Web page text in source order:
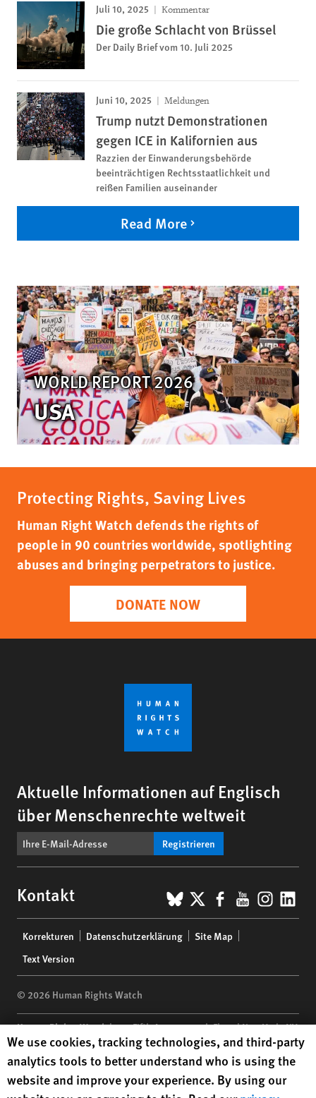
Juli 10, 2025 Kommentar
Die große Schlacht von Brüssel
Der Daily Brief vom 10. Juli 2025
Juni 10, 2025 Meldungen
Trump nutzt Demonstrationen
gegen ICE in Kalifornien aus
Razzien der Einwanderungsbehörde
beeinträchtigen Rechtsstaatlichkeit und
reißen Familien auseinander
Read More
WORLD REPORT 2026
USA
Protecting Rights, Saving Lives
Human Right Watch defends the rights of
people in 90 countries worldwide, spotlighting
abuses and bringing perpetrators to justice.
DONATE NOW
Aktuelle Informationen auf Englisch
über Menschenrechte weltweit
Registrieren
Kontakt BlueSky
X Facebook
YouTube
menu
Korrekturen Datenschutzerklärung
Site Map
Text Version
© 2026 Human Rights Watch
Human Rights Watch| 350 Fifth Avenue, 34th Floor | New York,NY
10118-3299USA|t 1.212.290.4700
Human Rights Watchis a 501(C)(3) nonprofit registered in the US
under EIN: 13-2875808
Human Rights Watch cookie preferences
We use cookies, tracking technologies, and third-party
analytics tools to better understand who is using the
website and improve your experience. By using our